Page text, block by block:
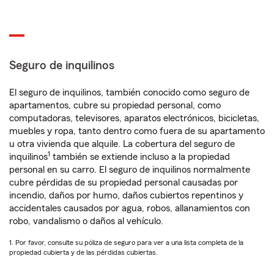
Seguro de inquilinos
El seguro de inquilinos, también conocido como seguro de
apartamentos, cubre su propiedad personal, como
computadoras, televisores, aparatos electrónicos, bicicletas,
muebles y ropa, tanto dentro como fuera de su apartamento
u otra vivienda que alquile. La cobertura del seguro de
inquilinos1 también se extiende incluso a la propiedad
personal en su carro. El seguro de inquilinos normalmente
cubre pérdidas de su propiedad personal causadas por
incendio, daños por humo, daños cubiertos repentinos y
accidentales causados por agua, robos, allanamientos con
robo, vandalismo o daños al vehículo.
1. Por favor, consulte su póliza de seguro para ver a una lista completa de la
propiedad cubierta y de las pérdidas cubiertas.